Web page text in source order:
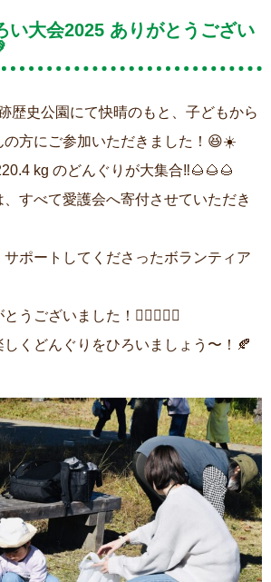
い大会2025 ありがとうござい
歴史公園にて快晴のもと、子どもから
の方にご参加いただきました！😆☀️
kg のどんぐりが大集合‼️🌰🌰🌰
すべて愛護会へ寄付させていただき
ポートしてくださったボランティア
うございました！🙇‍♀️🙇‍♂️✨
しくどんぐりをひろいましょう〜！🍂
ブについて
室
ー